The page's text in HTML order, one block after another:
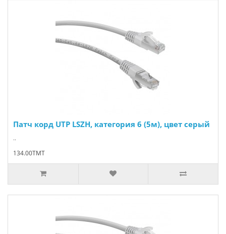
Патч корд UTP LSZH, категория 6 (5м), цвет серый
..
134.00TMT